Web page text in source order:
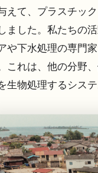
えて、プラスチッ
ました。私たちの
や下水処理の専門
これは、他の分野
生物処理するシス